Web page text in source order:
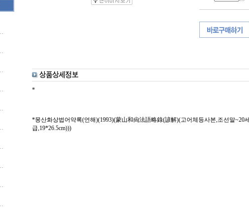
*
*몽산화상법어약록(언해)(1993)(蒙山和尙法語略錄(諺解)(고어체등사본,조선말~20
급,19*26.5cm)))